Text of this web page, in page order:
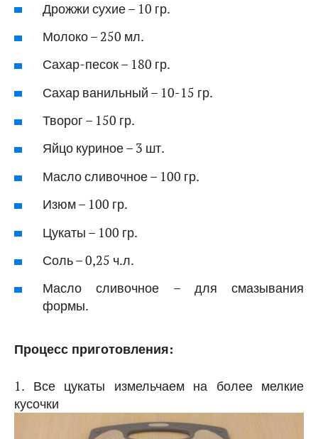
Дрожжи сухие – 10 гр.
Молоко – 250 мл.
Сахар-песок – 180 гр.
Сахар ванильный – 10-15 гр.
Творог – 150 гр.
Яйцо куриное – 3 шт.
Масло сливочное – 100 гр.
Изюм – 100 гр.
Цукаты – 100 гр.
Соль – 0,25 ч.л.
Масло сливочное – для смазывания
формы.
Процесс приготовления:
1. Все цукаты измельчаем на более мелкие
кусочки